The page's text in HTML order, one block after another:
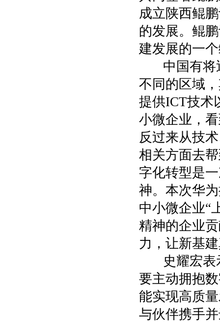
成立陕西鲲
的发展。鲲
建发展的一
中国有将
不同的区域
提供ICT技术
小微企业，
反过来从技
相关方面去
字化转型是
神。本次华
中小微企业“
精神的企业
力，让新基
史耀宏表
要主动拥抱
能实现高质
与伙伴携手